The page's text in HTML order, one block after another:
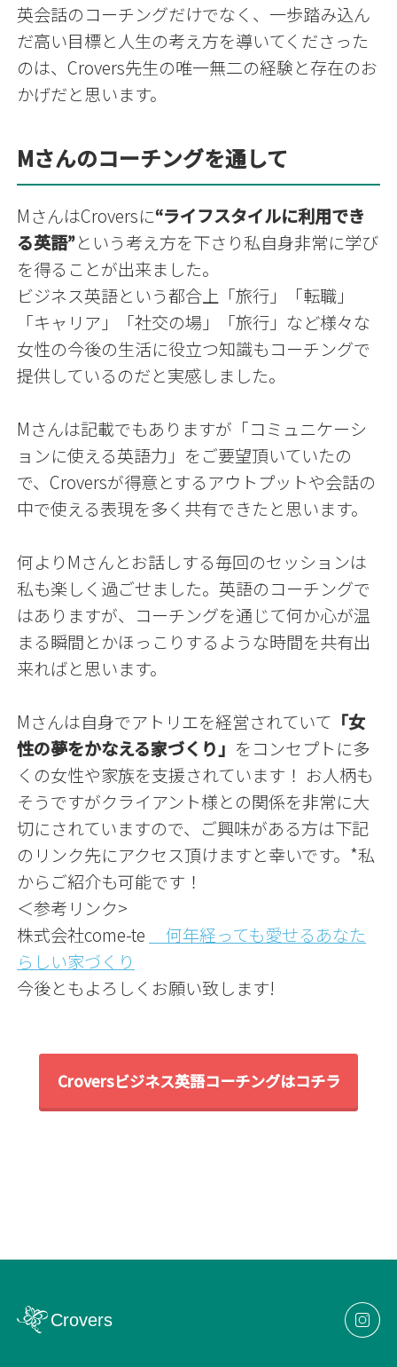
英会話のコーチングだけでなく、一歩踏み込ん
だ高い目標と人生の考え方を導いてくださった
のは、Crovers先生の唯一無二の経験と存在のお
かげだと思います。
Mさんのコーチングを通して
MさんはCroversに“ライフスタイルに利用でき
る英語”という考え方を下さり私自身非常に学び
を得ることが出来ました。
ビジネス英語という都合上 「旅行」「転職」
「キャリア」「社交の場」「旅行」など様々な
女性の今後の生活に役立つ知識もコーチングで
提供しているのだと実感しました。
Mさんは記載でもありますが「コミュニケーシ
ョンに使える英語力」をご要望頂いていたの
で、Croversが得意とするアウトプットや会話の
中で使える表現を多く共有できたと思います。
何よりMさんとお話しする毎回のセッションは
私も楽しく過ごせました。英語のコーチングで
はありますが、コーチングを通じて何か心が温
まる瞬間とかほっこりするような時間を共有出
来ればと思います。
Mさんは自身でアトリエを経営されていて 「女
性の夢をかなえる家づくり」 をコンセプトに多
くの女性や家族を支援されています！ お人柄も
そうですがクライアント様との関係を非常に大
切にされていますので、ご興味がある方は下記
のリンク先にアクセス頂けますと幸いです。*私
からご紹介も可能です！
＜参考リンク>
株式会社come-te
何年経っても愛せるあなた
らしい家づくり
今後ともよろしくお願い致します!
Croversビジネス英語コーチングはコチラ